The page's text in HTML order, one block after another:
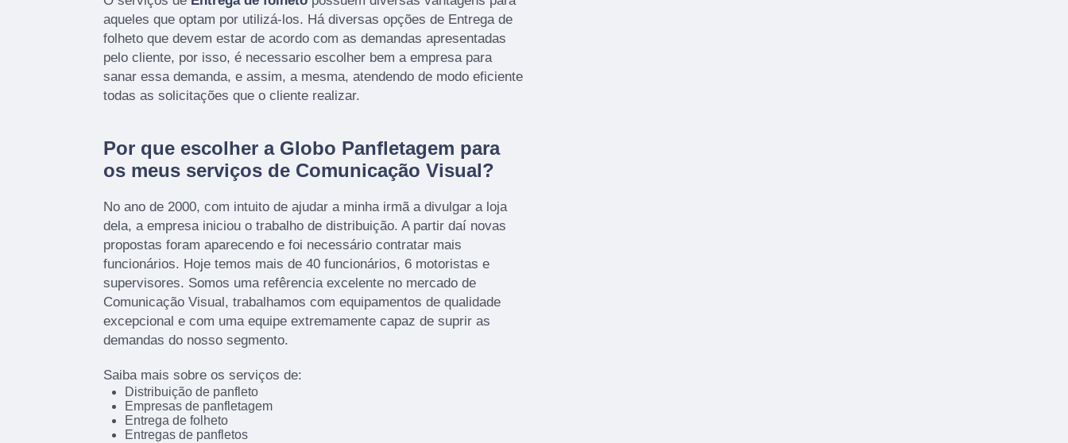
aqueles que optam por utilizá-los. Há diversas opções de Entrega de
folheto que devem estar de acordo com as demandas apresentadas
pelo cliente, por isso, é necessario escolher bem a empresa para
sanar essa demanda, e assim, a mesma, atendendo de modo eficiente
todas as solicitações que o cliente realizar.
Por que escolher a Globo Panfletagem para
os meus serviços de Comunicação Visual?
No ano de 2000, com intuito de ajudar a minha irmã a divulgar a loja
dela, a empresa iniciou o trabalho de distribuição. A partir daí novas
propostas foram aparecendo e foi necessário contratar mais
funcionários. Hoje temos mais de 40 funcionários, 6 motoristas e
supervisores. Somos uma refêrencia excelente no mercado de
Comunicação Visual, trabalhamos com equipamentos de qualidade
excepcional e com uma equipe extremamente capaz de suprir as
demandas do nosso segmento.
Saiba mais sobre os serviços de:
Distribuição de panfleto
Empresas de panfletagem
Entrega de folheto
Entregas de panfletos